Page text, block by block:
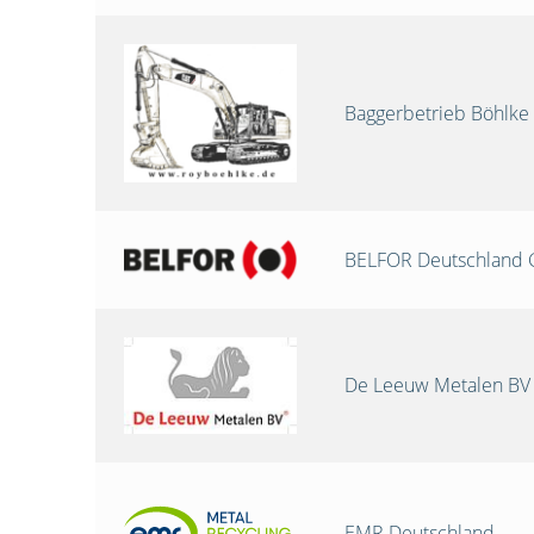
Baggerbetrieb Böhlke
BELFOR Deutschland
De Leeuw Metalen BV